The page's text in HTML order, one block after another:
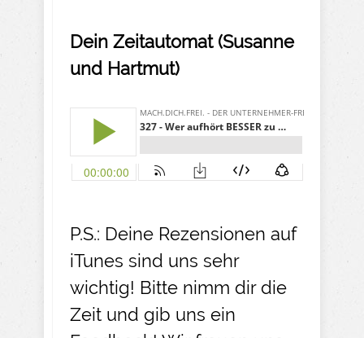
Dein Zeitautomat (Susanne
und Hartmut)
P.S.: Deine Rezensionen auf
iTunes sind uns sehr
wichtig! Bitte nimm dir die
Zeit und gib uns ein